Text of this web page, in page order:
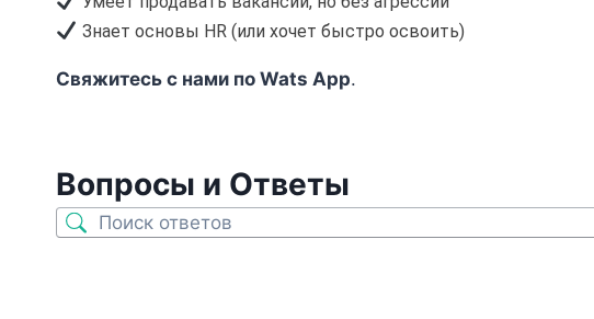
Знает основы HR (или хочет быстро освоить)
Свяжитесь с нами по Wats App.
Вопросы и Ответы